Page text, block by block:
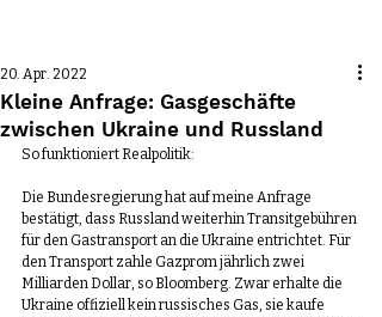
Kleine Anfrage: Gasgeschäfte
zwischen Ukraine und Russland
20. Apr. 2022
So funktioniert Realpolitik:
Die Bundesregierung hat auf meine Anfrage
bestätigt, dass Russland weiterhin Transitgebühren
für den Gastransport an die Ukraine entrichtet. Für
den Transport zahle Gazprom jährlich zwei
Milliarden Dollar, so Bloomberg. Zwar erhalte die
Ukraine offiziell kein russisches Gas, sie kaufe